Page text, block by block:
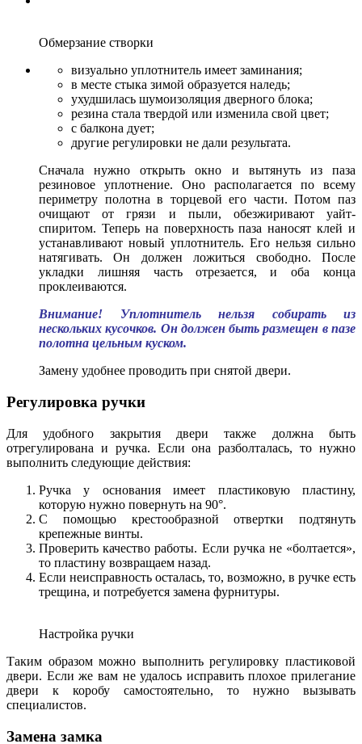
Обмерзание створки
визуально уплотнитель имеет заминания;
в месте стыка зимой образуется наледь;
ухудшилась шумоизоляция дверного блока;
резина стала твердой или изменила свой цвет;
с балкона дует;
другие регулировки не дали результата.
Сначала нужно открыть окно и вытянуть из паза
резиновое уплотнение. Оно располагается по всему
периметру полотна в торцевой его части. Потом паз
очищают от грязи и пыли, обезжиривают уайт-
спиритом. Теперь на поверхность паза наносят клей и
устанавливают новый уплотнитель. Его нельзя сильно
натягивать. Он должен ложиться свободно. После
укладки лишняя часть отрезается, и оба конца
проклеиваются.
Внимание! Уплотнитель нельзя собирать из
нескольких кусочков. Он должен быть размещен в пазе
полотна цельным куском.
Замену удобнее проводить при снятой двери.
Регулировка ручки
Для удобного закрытия двери также должна быть
отрегулирована и ручка. Если она разболталась, то нужно
выполнить следующие действия:
Ручка у основания имеет пластиковую пластину,
которую нужно повернуть на 90°.
С помощью крестообразной отвертки подтянуть
крепежные винты.
Проверить качество работы. Если ручка не «болтается»,
то пластину возвращаем назад.
Если неисправность осталась, то, возможно, в ручке есть
трещина, и потребуется замена фурнитуры.
Настройка ручки
Таким образом можно выполнить регулировку пластиковой
двери. Если же вам не удалось исправить плохое прилегание
двери к коробу самостоятельно, то нужно вызывать
специалистов.
Замена замка